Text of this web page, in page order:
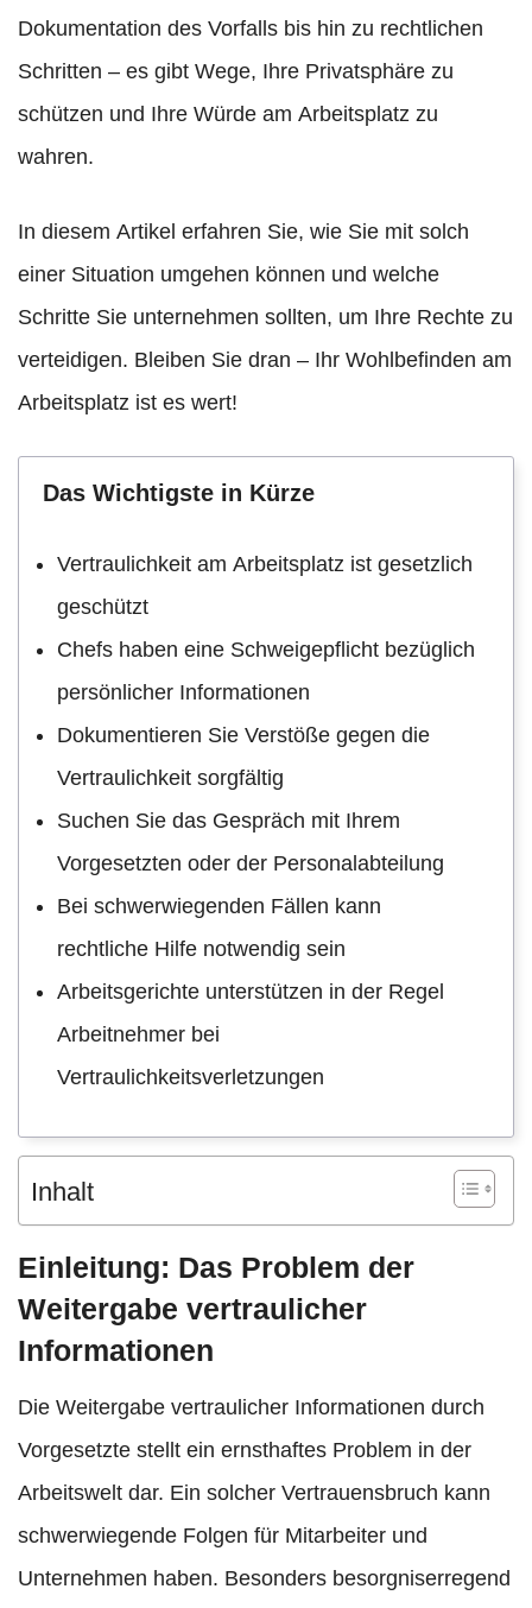
Dokumentation des Vorfalls bis hin zu rechtlichen
Schritten – es gibt Wege, Ihre Privatsphäre zu
schützen und Ihre Würde am Arbeitsplatz zu
wahren.
In diesem Artikel erfahren Sie, wie Sie mit solch
einer Situation umgehen können und welche
Schritte Sie unternehmen sollten, um Ihre Rechte zu
verteidigen. Bleiben Sie dran – Ihr Wohlbefinden am
Arbeitsplatz ist es wert!
Das Wichtigste in Kürze
Vertraulichkeit am Arbeitsplatz ist gesetzlich
geschützt
Chefs haben eine Schweigepflicht bezüglich
persönlicher Informationen
Dokumentieren Sie Verstöße gegen die
Vertraulichkeit sorgfältig
Suchen Sie das Gespräch mit Ihrem
Vorgesetzten oder der Personalabteilung
Bei schwerwiegenden Fällen kann
rechtliche Hilfe notwendig sein
Arbeitsgerichte unterstützen in der Regel
Arbeitnehmer bei
Vertraulichkeitsverletzungen
Inhalt
Einleitung: Das Problem der
Weitergabe vertraulicher
Informationen
Die Weitergabe vertraulicher Informationen durch
Vorgesetzte stellt ein ernsthaftes Problem in der
Arbeitswelt dar. Ein solcher Vertrauensbruch kann
schwerwiegende Folgen für Mitarbeiter und
Unternehmen haben. Besonders besorgniserregend